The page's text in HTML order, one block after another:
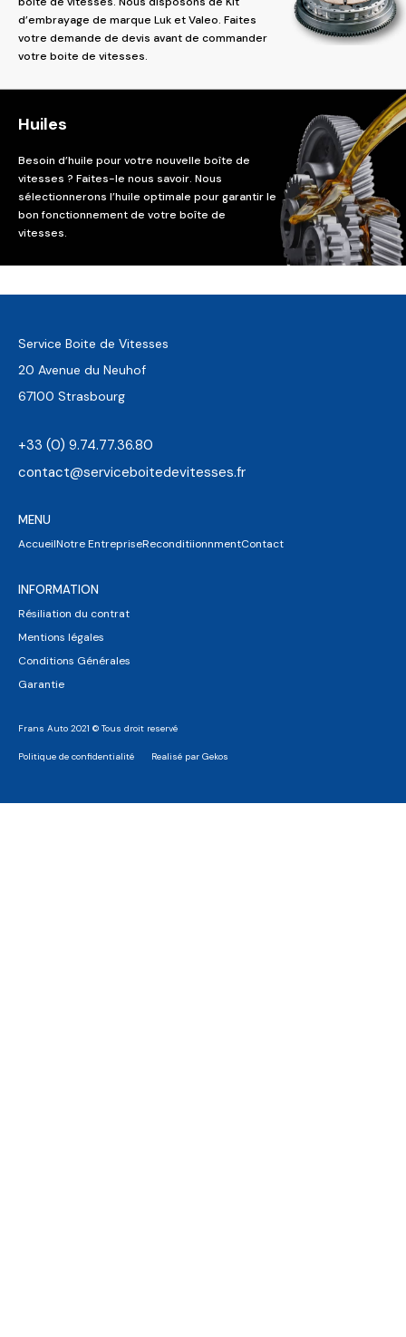
d’embrayage de marque Luk et Valeo. Faites
votre demande de devis avant de commander
votre boite de vitesses.
Huiles
Besoin d’huile pour votre nouvelle boîte de
vitesses ? Faites-le nous savoir. Nous
sélectionnerons l’huile optimale pour garantir le
bon fonctionnement de votre boîte de
vitesses.
Service Boite de Vitesses
20 Avenue du Neuhof
67100 Strasbourg
+33 (0) 9.74.77.36.80
contact@serviceboitedevitesses.fr
MENU
AccueilNotre EntrepriseReconditiionnmentContact
INFORMATION
Résiliation du contrat
Mentions légales
Conditions Générales
Garantie
Frans Auto 2021 © Tous droit reservé
Politique de confidentialité Realisé par Gekos